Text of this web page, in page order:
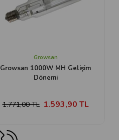
Growsan
Growsan 1000W MH Gelişim
Dönemi
1.593,90 TL
1.771,00 TL